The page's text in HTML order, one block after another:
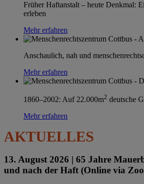
Früher Haftanstalt – heute Denkmal:
erleben
Mehr erfahren
Anschaulich, nah und
Mehr erfahren
1860–2002: Auf 22.000m2 deutsche
Mehr erfahren
AKTUELLES
13. August 2026 | 65 Jahre
und nach der Haft (Online via